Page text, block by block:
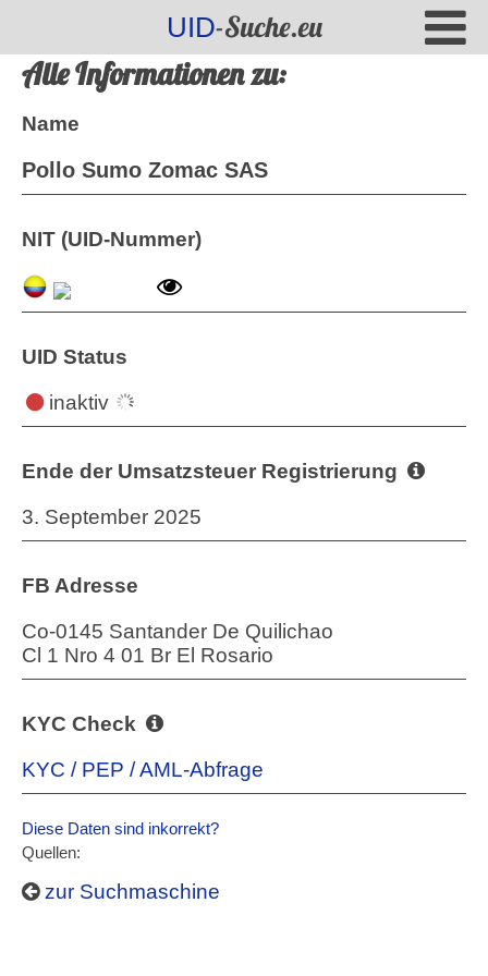
UID-Suche.eu
Alle Informationen zu:
Name
Pollo Sumo Zomac SAS
NIT (UID-Nummer)
UID Status
inaktiv
Ende der Umsatzsteuer Registrierung
3. September 2025
FB Adresse
Co-0145 Santander De Quilichao
Cl 1 Nro 4 01 Br El Rosario
KYC Check
KYC / PEP / AML-Abfrage
Diese Daten sind inkorrekt?
Quellen:
zur Suchmaschine